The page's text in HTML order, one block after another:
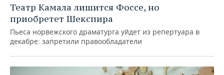
Театр Камала лишится Фоссе, но
приобретет Шекспира
Пьеса норвежского драматурга уйдет из репертуара в
декабре: запретили правообладатели